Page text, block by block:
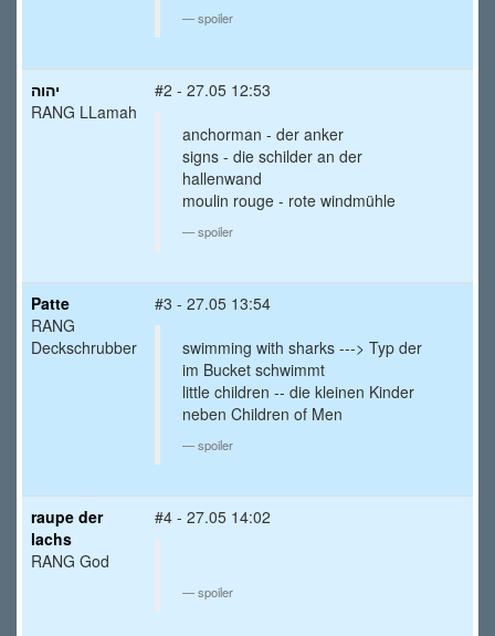
spoiler
יהוה
RANG LLamah
#2 - 27.05 12:53
anchorman - der anker
signs - die schilder an der
hallenwand
moulin rouge - rote windmühle
spoiler
Patte
RANG
Deckschrubber
#3 - 27.05 13:54
swimming with sharks ---> Typ der
im Bucket schwimmt
little children -- die kleinen Kinder
neben Children of Men
spoiler
raupe der
lachs
RANG God
#4 - 27.05 14:02
spoiler